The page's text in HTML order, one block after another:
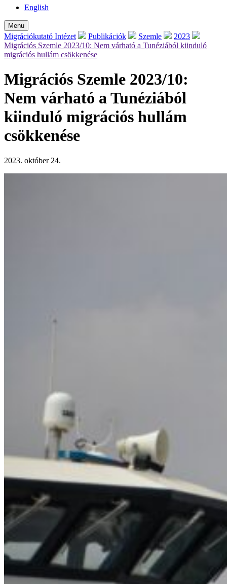
English
Menu
Migrációkutató Intézet Publikációk Szemle
2023
Migrációs Szemle 2023/10: Nem várható a Tunéziából kiinduló
migrációs hullám csökkenése
Migrációs Szemle 2023/10:
Nem várható a Tunéziából
kiinduló migrációs hullám
csökkenése
2023. október 24.